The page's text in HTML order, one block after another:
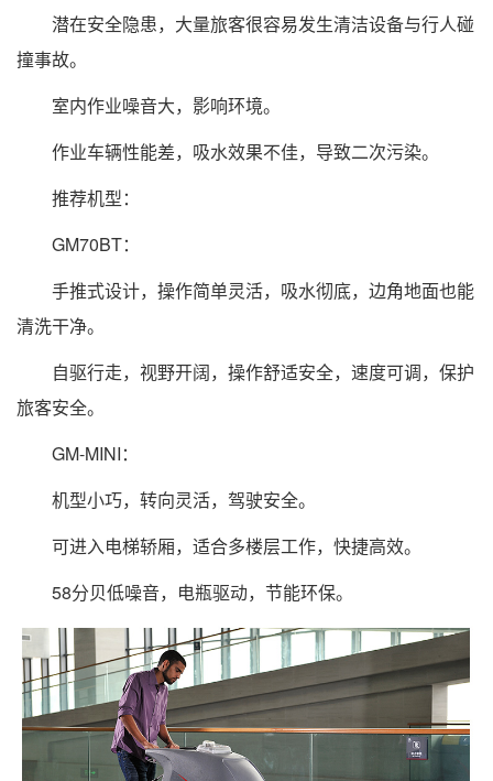
潜在安全隐患，大量旅客很容易发生清洁设备与行人碰
撞事故。
室内作业噪音大，影响环境。
作业车辆性能差，吸水效果不佳，导致二次污染。
推荐机型：
GM70BT：
手推式设计，操作简单灵活，吸水彻底，边角地面也能
清洗干净。
自驱行走，视野开阔，操作舒适安全，速度可调，保护
旅客安全。
GM-MINI：
机型小巧，转向灵活，驾驶安全。
可进入电梯轿厢，适合多楼层工作，快捷高效。
58分贝低噪音，电瓶驱动，节能环保。